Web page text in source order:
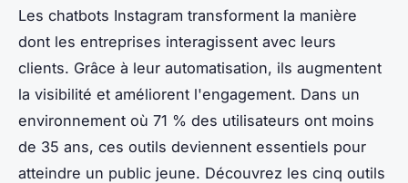
Les chatbots Instagram transforment la manière
dont les entreprises interagissent avec leurs
clients. Grâce à leur automatisation, ils augmentent
la visibilité et améliorent l'engagement. Dans un
environnement où 71 % des utilisateurs ont moins
de 35 ans, ces outils deviennent essentiels pour
atteindre un public jeune. Découvrez les cinq outils